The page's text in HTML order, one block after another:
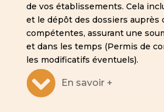
de vos établissements. Cela
et le dépôt des dossiers auprès
compétentes, assurant une
et dans les temps (Permis de
les modificatifs éventuels).
En savoir +